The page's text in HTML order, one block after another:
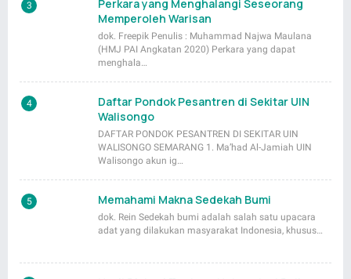
Perkara yang Menghalangi Seseorang
Memperoleh Warisan
dok. Freepik Penulis : Muhammad Najwa Maulana
(HMJ PAI Angkatan 2020) Perkara yang dapat
menghala…
Daftar Pondok Pesantren di Sekitar UIN
Walisongo
DAFTAR PONDOK PESANTREN DI SEKITAR UIN
WALISONGO SEMARANG 1. Ma’had Al-Jamiah UIN
Walisongo akun ig…
Memahami Makna Sedekah Bumi
dok. Rein Sedekah bumi adalah salah satu upacara
adat yang dilakukan masyarakat Indonesia, khusus…